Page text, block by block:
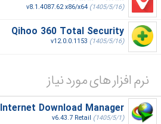
v8.1.4087.62 x86/x64 (1405/5/16)
Qihoo 360 Total Security
v12.0.0.1153 (1405/5/16)
نرم افزار های مورد نیاز
Internet Download Manager
v6.43.7 Retail (1405/5/1)